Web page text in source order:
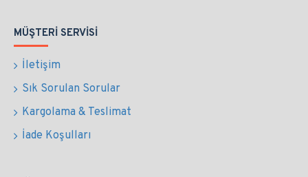
MÜŞTERI SERVISI
İletişim
Sık Sorulan Sorular
Kargolama & Teslimat
İade Koşulları